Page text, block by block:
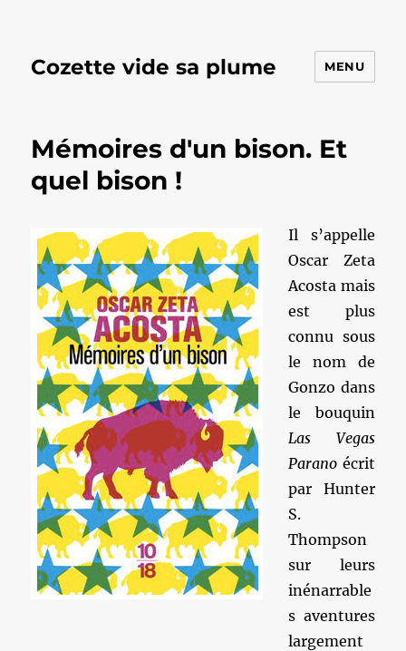
Cozette vide sa plume MENU
Mémoires d'un bison. Et
quel bison !
Il s’appelle
Oscar Zeta
Acosta mais
est plus
connu sous
le nom de
Gonzo dans
le bouquin
Las Vegas
Parano écrit
par Hunter
S.
Thompson
sur leurs
inénarrable
s aventures
largement